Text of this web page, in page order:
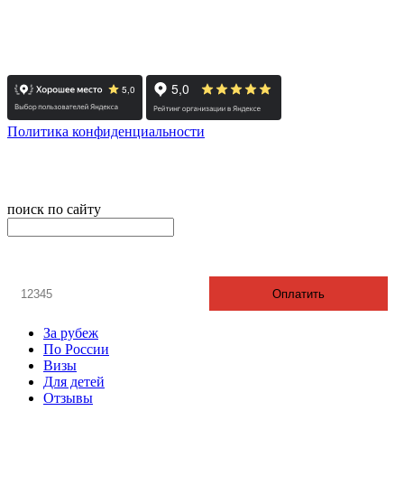
Политика конфиденциальности
поиск по сайту
Оплатить
За рубеж
По России
Визы
Для детей
Отзывы